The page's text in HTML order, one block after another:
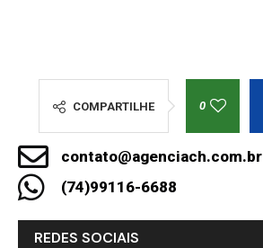
COMPARTILHE 0
contato@agenciach.com.br
(74)99116-6688
REDES SOCIAIS